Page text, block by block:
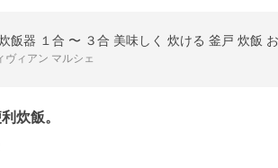
飯器 １合 〜 ３合 美味しく 炊ける 釜戸 炊飯
ヴィアン マルシェ
炊飯。